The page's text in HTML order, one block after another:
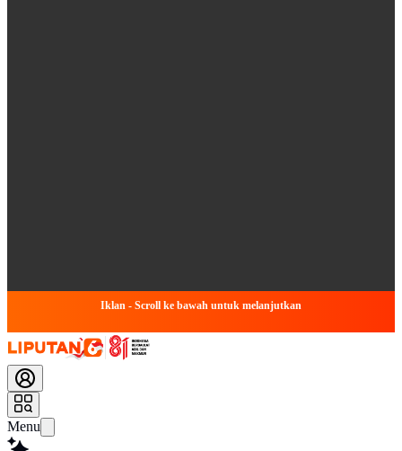
Iklan - Scroll ke bawah untuk melanjutkan
Menu